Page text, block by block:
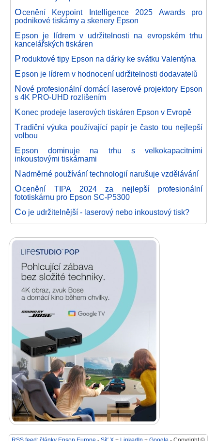
Ocenění Keypoint Intelligence 2025 Awards pro
podnikové tiskárny a skenery Epson
Epson je lídrem v udržitelnosti na evropském trhu
kancelářských tiskáren
Produktové tipy Epson na dárky ke svátku Valentýna
Epson je lídrem v hodnocení udržitelnosti dodavatelů
Nové profesionální domácí laserové projektory Epson
s 4K PRO-UHD rozlišením
Konec prodeje laserových tiskáren Epson v Evropě
Tradiční výuka používající papír je často tou nejlepší
volbou
Epson dominuje na trhu s velkokapacitními
inkoustovými tiskárnami
Nadměrné používání technologií narušuje vzdělávání
Ocenění TIPA 2024 za nejlepší profesionální
fototiskárnu pro Epson SC-P5300
Co je udržitelnější - laserový nebo inkoustový tisk?